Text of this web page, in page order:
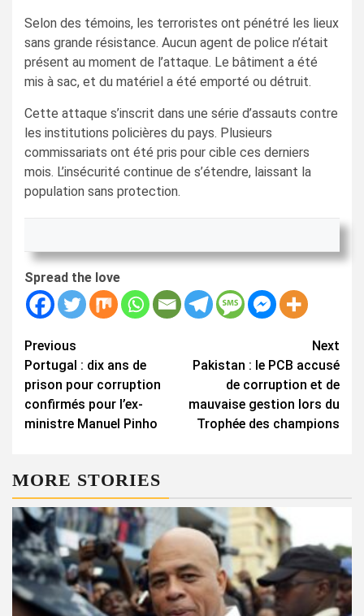
Selon des témoins, les terroristes ont pénétré les lieux
sans grande résistance. Aucun agent de police n’était
présent au moment de l’attaque. Le bâtiment a été
mis à sac, et du matériel a été emporté ou détruit.
Cette attaque s’inscrit dans une série d’assauts contre
les institutions policières du pays. Plusieurs
commissariats ont été pris pour cible ces derniers
mois. L’insécurité continue de s’étendre, laissant la
population sans protection.
Spread the love
Continue
Reading
Previous
Portugal : dix ans de
prison pour corruption
confirmés pour l’ex-
ministre Manuel Pinho
Next
Pakistan : le PCB accusé
de corruption et de
mauvaise gestion lors du
Trophée des champions
MORE STORIES